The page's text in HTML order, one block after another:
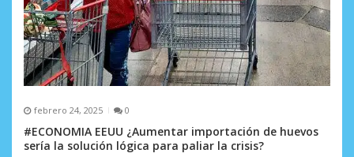
febrero 24, 2025 0
#ECONOMIA EEUU ¿Aumentar importación de huevos
sería la solución lógica para paliar la crisis?